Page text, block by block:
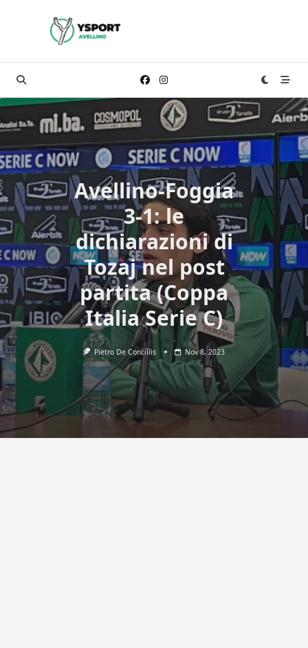
Avellino-Foggia
3-1: le
dichiarazioni di
Tozaj nel post
partita (Coppa
Italia Serie C)
Pietro De Conciliis Nov 8, 2023